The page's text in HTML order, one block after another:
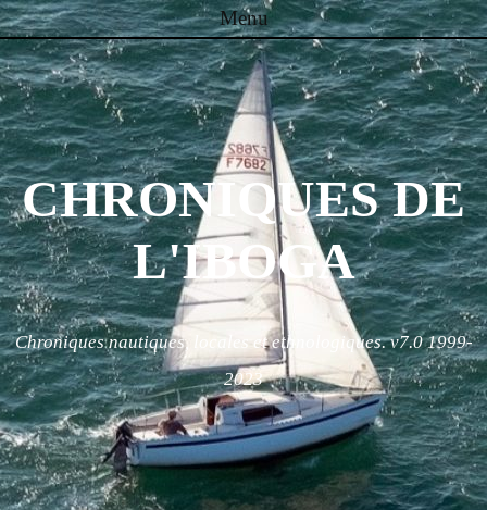
Menu
Skip to content
CHRONIQUES DE
L'IBOGA
Chroniques nautiques, locales et ethnologiques. v7.0 1999-
2023